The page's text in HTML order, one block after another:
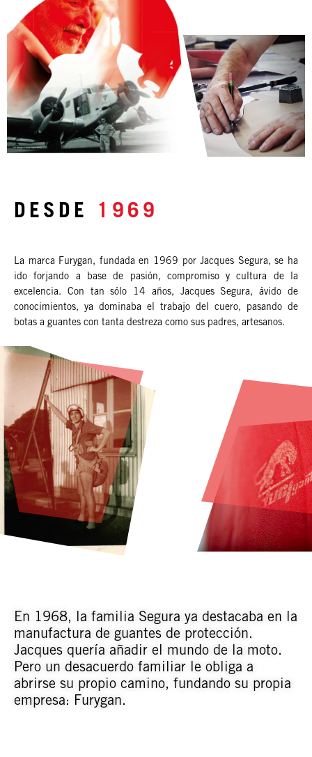
DESDE 1969
La marca Furygan, fundada en 1969 por Jacques Segura, se ha
ido forjando a base de pasión, compromiso y cultura de la
excelencia. Con tan sólo 14 años, Jacques Segura, ávido de
conocimientos, ya dominaba el trabajo del cuero, pasando de
botas a guantes con tanta destreza como sus padres, artesanos.
En 1968, la familia Segura ya destacaba en la
manufactura de guantes de protección.
Jacques quería añadir el mundo de la moto.
Pero un desacuerdo familiar le obliga a
abrirse su propio camino, fundando su propia
empresa: Furygan.